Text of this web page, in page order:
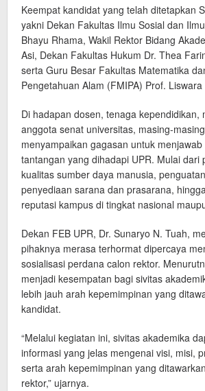
Keempat kandidat yang telah ditetapkan
yakni Dekan Fakultas Ilmu Sosial dan
Bhayu Rhama, Wakil Rektor Bidang
Asi, Dekan Fakultas Hukum Dr. Thea
serta Guru Besar Fakultas Matematika
Pengetahuan Alam (FMIPA) Prof.
Di hadapan dosen, tenaga kependidikan,
anggota senat universitas, masing-
menyampaikan gagasan untuk
tantangan yang dihadapi UPR. Mulai dari
kualitas sumber daya manusia,
penyediaan sarana dan prasarana,
reputasi kampus di tingkat nasional
Dekan FEB UPR, Dr. Sunaryo N. Tuah,
pihaknya merasa terhormat dipercaya
sosialisasi perdana calon rektor.
menjadi kesempatan bagi sivitas
lebih jauh arah kepemimpinan yang
kandidat.
“Melalui kegiatan ini, sivitas akademika
informasi yang jelas mengenai visi, misi,
serta arah kepemimpinan yang
rektor,” ujarnya.